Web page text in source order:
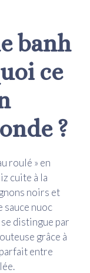
banh
ce
?
roulé » en
cuite à la
noirs et
sauce nuoc
distingue par
grâce à
entre